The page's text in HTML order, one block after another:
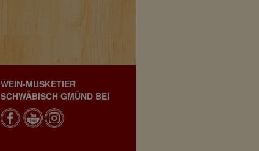
WEIN-MUSKETIER
SCHWÄBISCH GMÜND BEI